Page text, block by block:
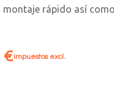
montaje rápido así
€impuestos excl.